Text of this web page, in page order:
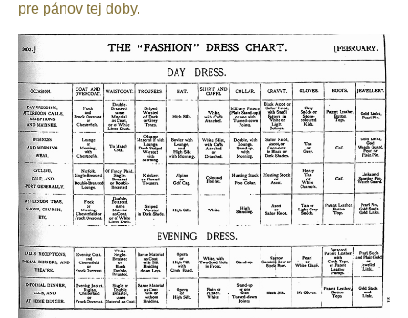
pre pánov tej doby.